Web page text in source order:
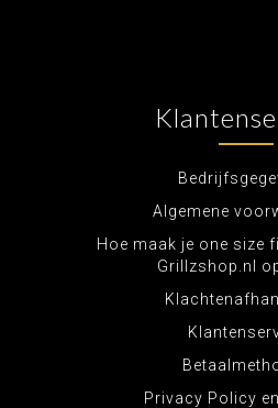
Algemene
Hoe maak je one size
Grillzshop.nl
Privacy Policy